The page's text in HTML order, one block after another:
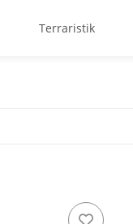
Terraristik